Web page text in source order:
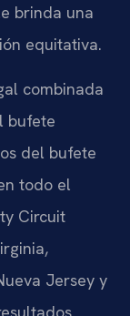
brinda una
equitativa.
combinada
bufete
del bufete
todo el
Circuit
Jersey y